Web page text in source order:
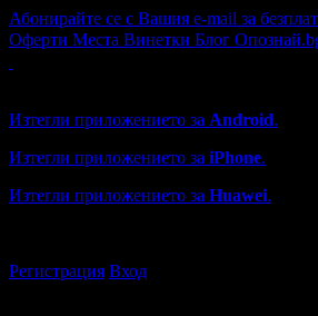
Абонирайте се с Вашия e-mail за
Оферти Места Винетки Блог
Изтегли приложението за Android.
Изтегли приложението за iPhone.
Изтегли приложението за Huawei.
Регистрация Вход